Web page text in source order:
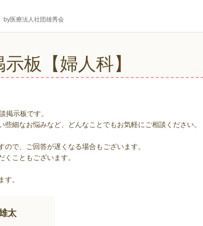
by医療法人社団雄秀会
板【婦人科】
掲示板です。
細なお悩みなど、どんなことでもお気軽にご相談ください。
で、ご回答が遅くなる場合もございます。
こともございます。
。
太